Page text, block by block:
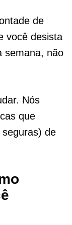
de
você desista
semana, não
Nós
que
de